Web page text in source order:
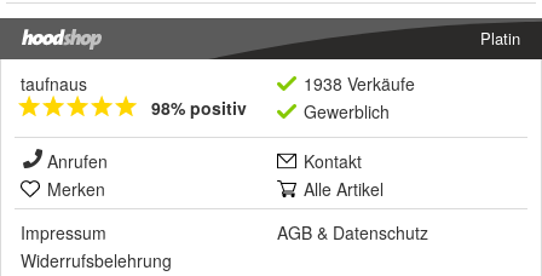
Platin
taufnaus
98% positiv
1938 Verkäufe
Gewerblich
Anrufen
Kontakt
Merken
Alle Artikel
Impressum
AGB & Datenschutz
Widerrufsbelehrung